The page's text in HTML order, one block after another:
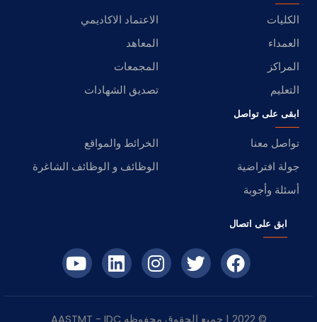
الكليات
الاعتماد الاكاديمي
العمداء
المعاهد
المراكز
المجمعات
التعليم
تصديق الشهادات
ابقى على تواصل
تواصل معنا
الخرائط والمواقع
جولة افتراضية
الوظائف و الوظائف الشاغرة
أسئلة وأجوبة
ابق على اتصال
© 2022 | جميع الحقوق محفوظه IDC
- AASTMT